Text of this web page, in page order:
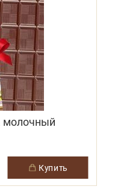
молочный
купить